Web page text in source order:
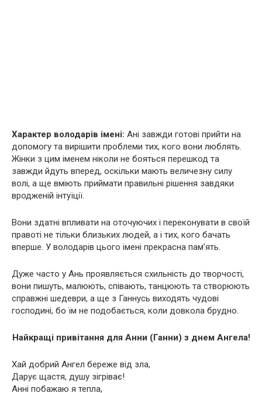
Характер володарів імені: Ані завжди готові прийти на
допомогу та вирішити проблеми тих, кого вони люблять.
Жінки з цим іменем ніколи не бояться перешкод та
завжди йдуть вперед, оскільки мають величезну силу
волі, а ще вміють приймати правильні рішення завдяки
вродженій інтуїції.
Вони здатні впливати на оточуючих і переконувати в своїй
правоті не тільки близьких людей, а і тих, кого бачать
вперше. У володарів цього імені прекрасна пам’ять.
Дуже часто у Ань проявляється схильність до творчості,
вони пишуть, малюють, співають, танцюють та створюють
справжні шедеври, а ще з Ганнусь виходять чудові
господині, бо їм не подобається, коли довкола брудно.
Найкращі привітання для Анни (Ганни) з днем Ангела!
Хай добрий Ангел береже від зла,
Дарує щастя, душу зігріває!
Анні побажаю я тепла,